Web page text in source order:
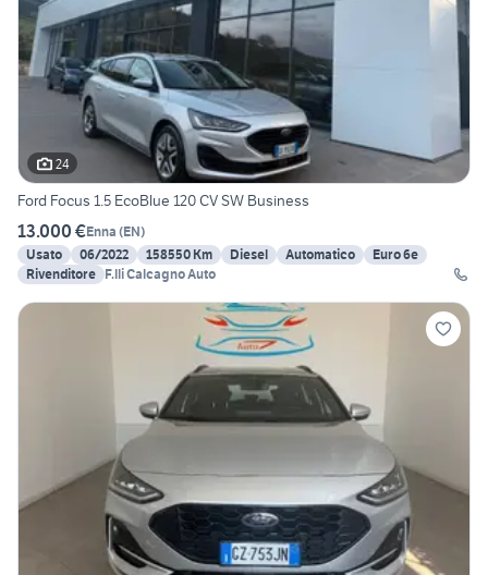
24
Ford Focus 1.5 EcoBlue 120 CV SW Business
13.000 €Enna (EN)
Usato
06/2022 158550 Km Diesel Automatico
Euro 6e
Rivenditore F.lli Calcagno Auto